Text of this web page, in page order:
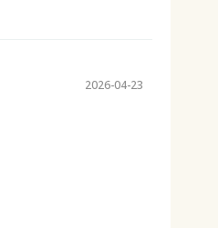
2026-04-23